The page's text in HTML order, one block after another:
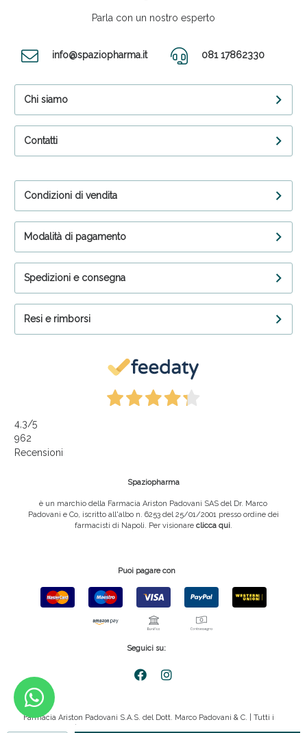
Parla con un nostro esperto
info@spaziopharma.it 081 17862330
Chi siamo
Contatti
Condizioni di vendita
Modalità di pagamento
Spedizioni e consegna
Resi e rimborsi
4,3/5
962
Recensioni
Spaziopharma
è un marchio della Farmacia Ariston Padovani SAS del Dr. Marco
Padovani e Co, iscritto all'albo n. 6253 del 25/01/2001 presso ordine dei
farmacisti di Napoli. Per visionare clicca qui.
Puoi pagare con
Seguici su:
Farmacia Ariston Padovani S.A.S. del Dott. Marco Padovani & C. | Tutti i